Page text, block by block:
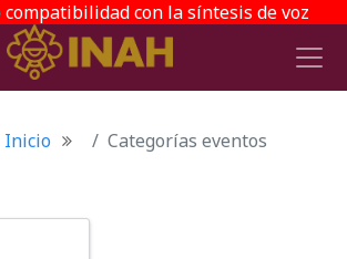
compatibilidad con la síntesis de voz
Inicio Categorías eventos